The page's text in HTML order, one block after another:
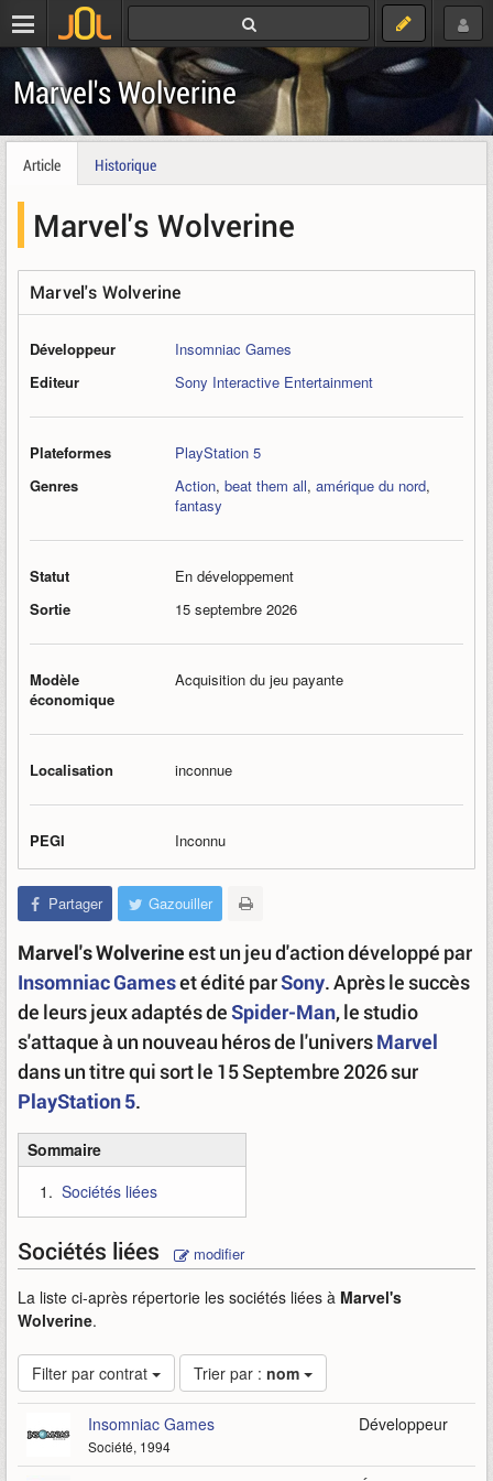
Marvel's Wolverine
Article Historique
Marvel's Wolverine
Marvel's Wolverine
Développeur
Insomniac Games
Editeur
Sony Interactive Entertainment
Plateformes
PlayStation 5
Genres
Action, beat them all, amérique du nord,
fantasy
Statut
En développement
Sortie
15 septembre 2026
Modèle
économique
Acquisition du jeu payante
Localisation inconnue
PEGI Inconnu
Partager Gazouiller
Marvel's Wolverineest un jeu d'action développé par
Insomniac Gameset édité parSony. Après le succès
de leurs jeux adaptés deSpider-Man, le studio
s'attaque à un nouveau héros de l'universMarvel
dans un titre qui sort le 15 Septembre 2026 sur
PlayStation 5.
Sommaire
Sociétés liées
Sociétés liées modifier
La liste ci-après répertorie les sociétés liées à Marvel's
Wolverine.
Filter par contrat Trier par : nom
Insomniac Games
Société, 1994
Développeur